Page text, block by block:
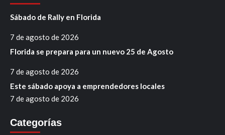
Sábado de Rally en Florida
7 de agosto de 2026
Florida se prepara para un nuevo 25 de Agosto
7 de agosto de 2026
Este sábado apoya a emprendedores locales
7 de agosto de 2026
Categorías